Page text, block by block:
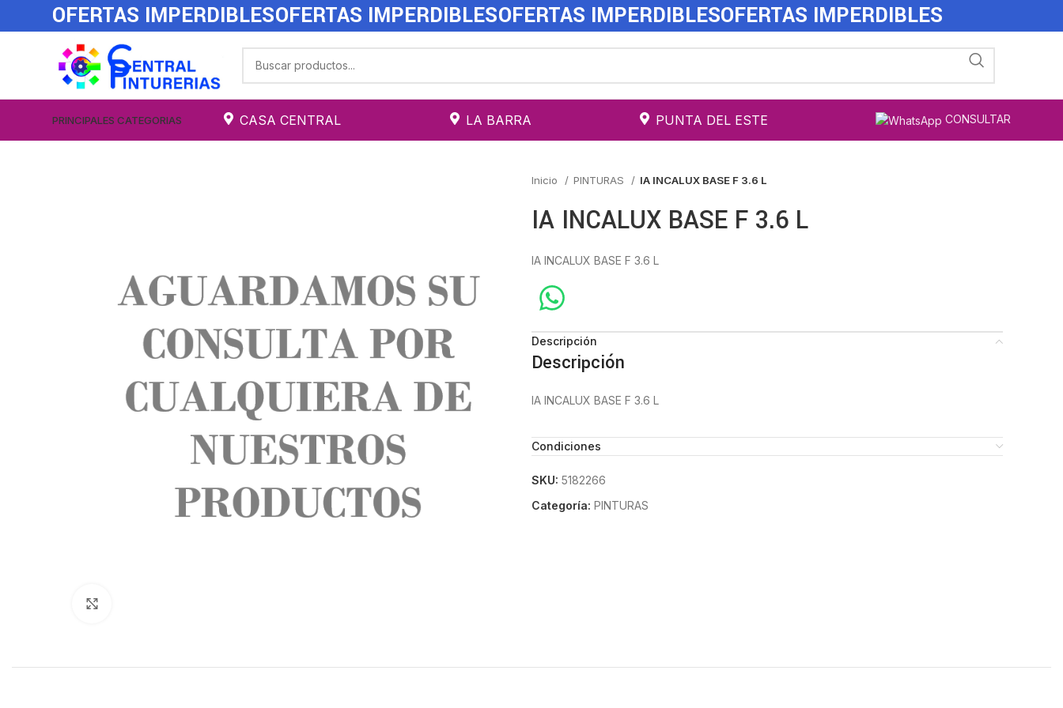
OFERTAS IMPERDIBLESOFERTAS IMPERDIBLESOFERTAS IMPERDIBLESOFERTAS IMPERDIBLES
PRINCIPALES CATEGORIAS CASA CENTRAL LA BARRA PUNTA DEL ESTE CONSULTAR
Inicio PINTURAS IA INCALUX BASE F 3.6 L
IA INCALUX BASE F 3.6 L
IA INCALUX BASE F 3.6 L
Descripción
Descripción
IA INCALUX BASE F 3.6 L
Condiciones
SKU: 5182266
Categoría: PINTURAS